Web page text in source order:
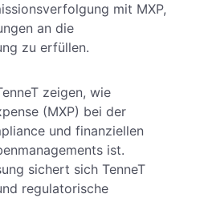
mit MXP,
an die
zu erfüllen.
zeigen, wie
(MXP) bei der
und finanziellen
ist.
sichert sich TenneT
regulatorische